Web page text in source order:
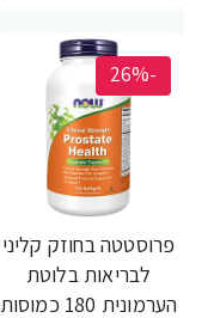
-26%
פרוסטטה בחוזק קליני
לבריאות בלוטת
הערמונית 180 כמוסות